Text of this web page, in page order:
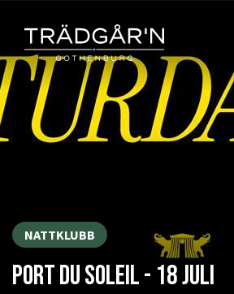
NATTKLUBB
PORT DU SOLEIL - 18 JULI